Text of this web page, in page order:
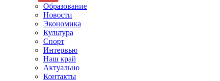
SUB
MENU
Образование
Новости
Экономика
Культура
Спорт
Интервью
Наш край
Актуально
Контакты